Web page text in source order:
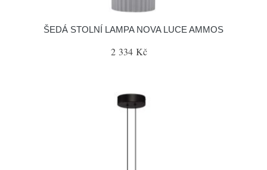
ŠEDÁ STOLNÍ LAMPA NOVA LUCE AMMOS
2 334 Kč